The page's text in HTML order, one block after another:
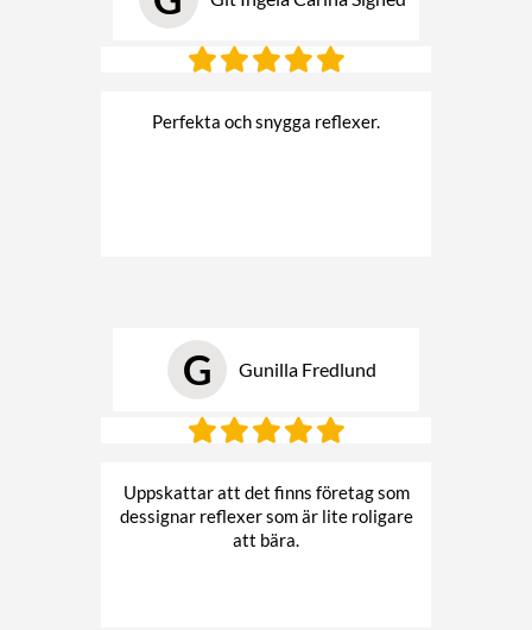
Perfekta och snygga reflexer.
G Gunilla Fredlund
Uppskattar att det finns företag som
dessignar reflexer som är lite roligare
att bära.